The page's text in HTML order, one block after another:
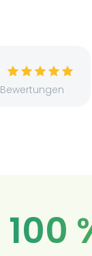
Bewertungen
100